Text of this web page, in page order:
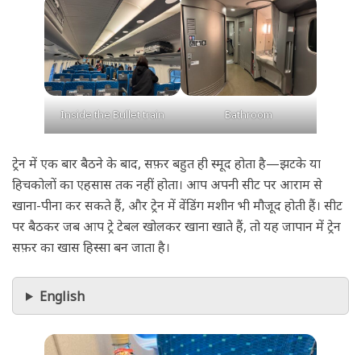
Inside the Bullet train Bathroom
ट्रेन में एक बार बैठने के बाद, सफ़र बहुत ही स्मूद होता है—झटके या
हिचकोलों का एहसास तक नहीं होता। आप अपनी सीट पर आराम से
खाना-पीना कर सकते हैं, और ट्रेन में वेंडिंग मशीन भी मौजूद होती हैं। सीट
पर बैठकर जब आप ट्रे टेबल खोलकर खाना खाते हैं, तो यह जापान में ट्रेन
सफ़र का खास हिस्सा बन जाता है।
English